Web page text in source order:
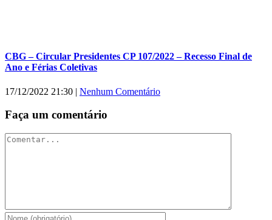
CBG – Circular Presidentes CP 107/2022 – Recesso Final de
Ano e Férias Coletivas
17/12/2022 21:30 | Nenhum Comentário
Faça um comentário
Comentar